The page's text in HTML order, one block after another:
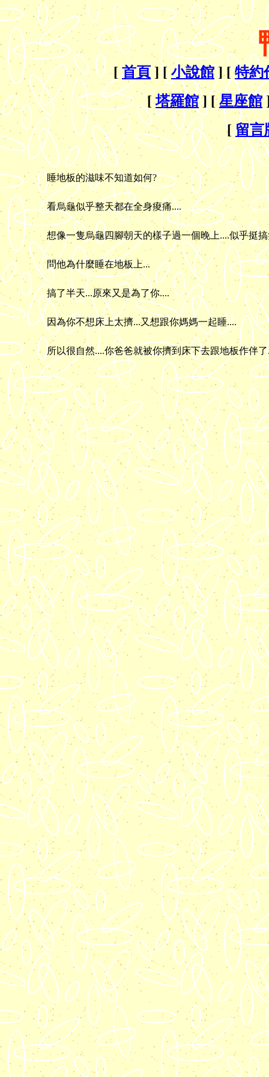
[首頁 ] [ 小說館] [特約
[塔羅館] [星座館
[留言
睡地板的滋味不知道如何?
看烏龜似乎整天都在全身痠痛....
想像一隻烏龜四腳朝天的樣子過一個晚上....似乎挺
問他為什麼睡在地板上...
搞了半天...原來又是為了你....
因為你不想床上太擠...又想跟你媽媽一起睡....
所以很自然....你爸爸就被你擠到床下去跟地板作伴了